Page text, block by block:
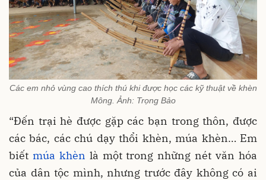
Các em nhỏ vùng cao thích thú khi được học các kỹ thuật về khèn
Mông. Ảnh: Trọng Bảo
“Đến trại hè được gặp các bạn trong thôn, được
các bác, các chú dạy thổi khèn, múa khèn… Em
biết múa khèn là một trong những nét văn hóa
của dân tộc mình, nhưng trước đây không có ai